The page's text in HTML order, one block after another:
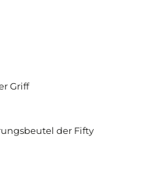
Griff
der Fifty